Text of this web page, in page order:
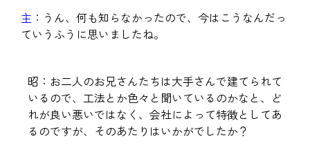
主 ：うん、何も知らなかったので、今はこうなんだっ
ていうふうに思いましたね。
昭：お二人のお兄さんたちは大手さんで建てられて
いるので、工法とか色々と聞いているのかなと、ど
れが良い悪いではなく、会社によって特徴としてあ
るのですが、そのあたりはいかがでしたか？